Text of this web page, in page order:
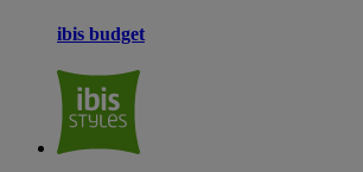
ibis budget